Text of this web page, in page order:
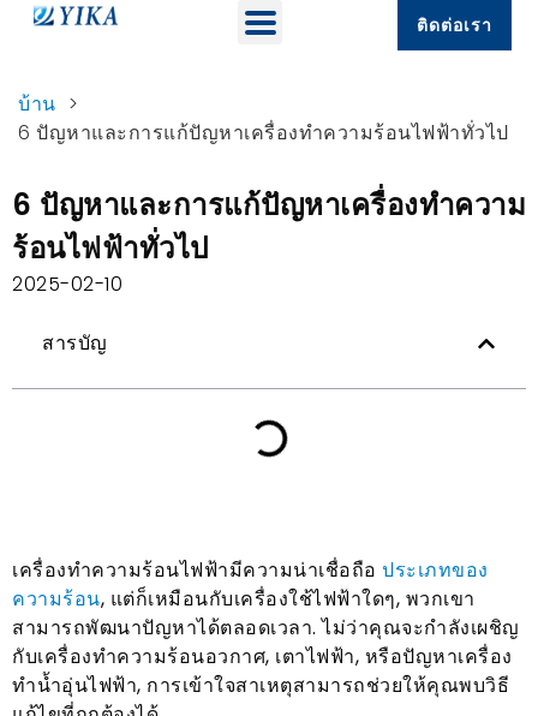
ติดต่อเรา
บ้าน >
6 ปัญหาและการแก้ปัญหาเครื่องทำความร้อนไฟฟ้าทั่วไป
6 ปัญหาและการแก้ปัญหาเครื่องทำความ
ร้อนไฟฟ้าทั่วไป
2025-02-10
สารบัญ
เครื่องทำความร้อนไฟฟ้ามีความน่าเชื่อถือ ประเภทของ
ความร้อน, แต่ก็เหมือนกับเครื่องใช้ไฟฟ้าใดๆ, พวกเขา
สามารถพัฒนาปัญหาได้ตลอดเวลา. ไม่ว่าคุณจะกำลังเผชิญ
กับเครื่องทำความร้อนอวกาศ, เตาไฟฟ้า, หรือปัญหาเครื่อง
ทำน้ำอุ่นไฟฟ้า, การเข้าใจสาเหตุสามารถช่วยให้คุณพบวิธี